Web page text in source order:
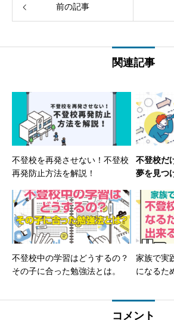
前の記事
関連記事
不登校を再発させない！不登校
再発防止方法を解説！
不登校だ
夢を見つ
不登校中の学習はどうするの？
その子に合った勉強法とは。
家族で実
になるた
コメント